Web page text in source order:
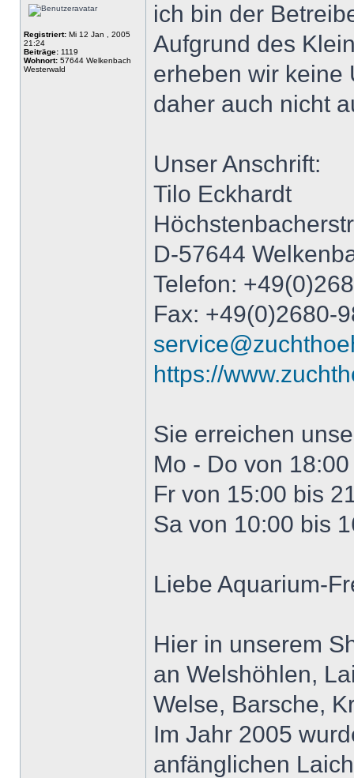
Registriert: Mi 12 Jan , 2005
21:24
Beiträge: 1119
Wohnort: 57644 Welkenbach
Westerwald
ich bin der
Aufgrund des
erheben wir keine
daher auch nicht
Unser Anschrift:
Tilo Eckhardt
D-57644
Telefon:
Fax: +49(0)2680-
https://
Sie erreichen
Mo - Do von
Fr von 15:00 bis
Sa von 10:00 bis
Liebe Aquarium-
Hier in unserem
an Welshöhlen,
Welse, Barsche,
Im Jahr 2005
anfänglichen